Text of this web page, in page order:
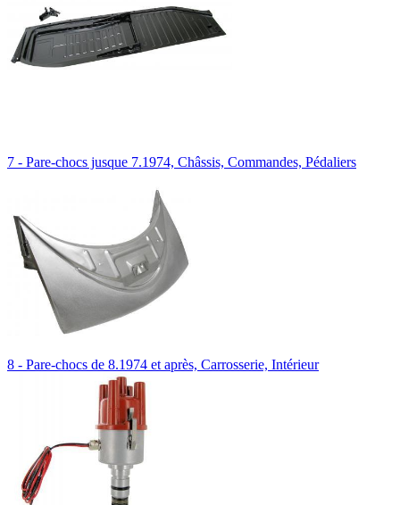
7 - Pare-chocs jusque 7.1974, Châssis, Commandes, Pédaliers
8 - Pare-chocs de 8.1974 et après, Carrosserie, Intérieur